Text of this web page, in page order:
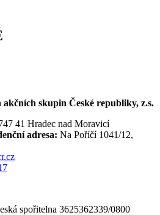
skupin České republiky, z.s.
41 Hradec nad Moravicí
adresa: Na Poříčí 1041/12,
spořitelna 3625362339/0800